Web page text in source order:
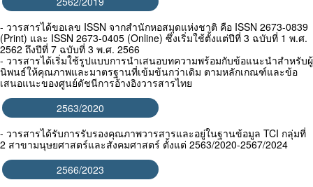
- วารสารได้ขอเลข ISSN จากสำนักหอสมุดแห่งชาติ คือ ISSN 2673-0839
(Print) และ ISSN 2673-0405 (Online) ซึ่งเริ่มใช้ตั้งแต่ปีที่ 3 ฉบับที่ 1 พ.ศ.
2562 ถึงปีที่ 7 ฉบับที่ 3 พ.ศ. 2566
- วารสารได้เริ่มใช้รูปแบบการนำเสนอบทความพร้อมกับข้อแนะนำสำหรับผู้
นิพนธ์ให้คุณภาพและมาตรฐานที่เข้มข้นกว่าเดิม ตามหลักเกณฑ์และข้อ
เสนอแนะของศูนย์ดัชนีการอ้างอิงวารสารไทย
2563/2020
- วารสารได้รับการรับรองคุณภาพวารสารและอยู่ในฐานข้อมูล TCI กลุ่มที่
2 สาขามนุษยศาสตร์และสังคมศาสตร์ ตั้งแต่ 2563/2020-2567/2024
2566/2023